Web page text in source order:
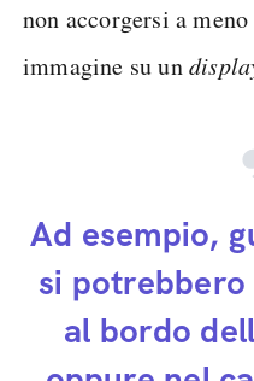
non accorgersi a
immagine su un
Ad esempio,
si
al bordo